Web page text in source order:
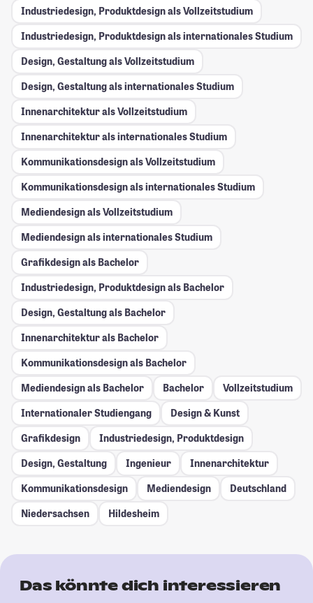
Industriedesign, Produktdesign als Vollzeitstudium
Industriedesign, Produktdesign als internationales Studium
Design, Gestaltung als Vollzeitstudium
Design, Gestaltung als internationales Studium
Innenarchitektur als Vollzeitstudium
Innenarchitektur als internationales Studium
Kommunikationsdesign als Vollzeitstudium
Kommunikationsdesign als internationales Studium
Mediendesign als Vollzeitstudium
Mediendesign als internationales Studium
Grafikdesign als Bachelor
Industriedesign, Produktdesign als Bachelor
Design, Gestaltung als Bachelor
Innenarchitektur als Bachelor
Kommunikationsdesign als Bachelor
Mediendesign als Bachelor
Bachelor
Vollzeitstudium
Internationaler Studiengang
Design & Kunst
Grafikdesign
Industriedesign, Produktdesign
Design, Gestaltung
Ingenieur
Innenarchitektur
Kommunikationsdesign
Mediendesign
Deutschland
Niedersachsen
Hildesheim
Das könnte dich interessieren